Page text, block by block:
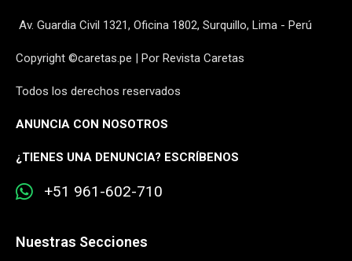
Av. Guardia Civil 1321, Oficina 1802, Surquillo, Lima - Perú
Copyright ©caretas.pe | Por Revista Caretas
Todos los derechos reservados
ANUNCIA CON NOSOTROS
¿TIENES UNA DENUNCIA? ESCRÍBENOS
+51 961-602-710
Nuestras Secciones